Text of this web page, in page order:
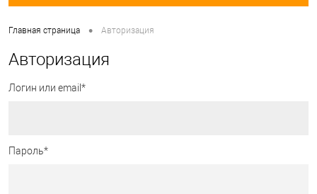
Главная страница • Авторизация
Авторизация
Логин или email*
Пароль*